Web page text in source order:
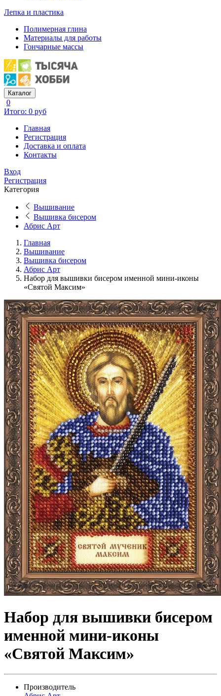
Лепка и пластика
Полимерная глина
Материалы для работы
Гончарные массы
Каталог
0
Итого: 0 руб
Главная
Регистрация
Доставка и оплата
Контакты
Вход
Регистрация
Категория
Вышивание
Вышивка бисером
Абрис Арт
Главная
Вышивание
Вышивка бисером
Абрис Арт
Набор для вышивки бисером именной мини-иконы
«Святой Максим»
Набор для вышивки бисером
именной мини-иконы
«Святой Максим»
Производитель